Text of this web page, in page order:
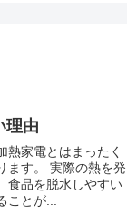
理由
熱家電とはまったく
ます。 実際の熱を発
食品を脱水しやすい
とが...